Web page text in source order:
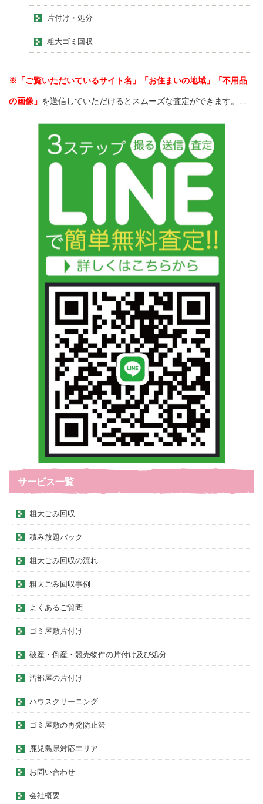
片付け・処分
粗大ゴミ回収
※「ご覧いただいているサイト名」「お住まいの地域」「不用品
の画像」 を送信していただけるとスムーズな査定ができます。↓↓
サービス一覧
粗大ごみ回収
積み放題パック
粗大ごみ回収の流れ
粗大ごみ回収事例
よくあるご質問
ゴミ屋敷片付け
破産・倒産・競売物件の片付け及び処分
汚部屋の片付け
ハウスクリーニング
ゴミ屋敷の再発防止策
鹿児島県対応エリア
お問い合わせ
会社概要